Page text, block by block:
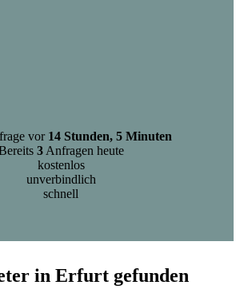
vor 14 Stunden, 5 Minuten
3Anfragen heute
kostenlos
unverbindlich
schnell
in Erfurt gefunden